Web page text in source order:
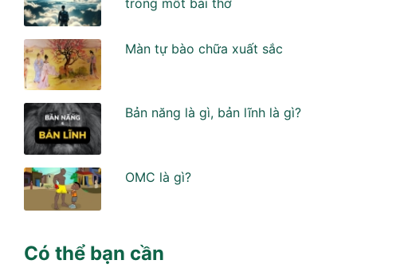
trong môt bài thơ
Màn tự bào chữa xuất sắc
Bản năng là gì, bản lĩnh là gì?
OMC là gì?
Có thể bạn cần